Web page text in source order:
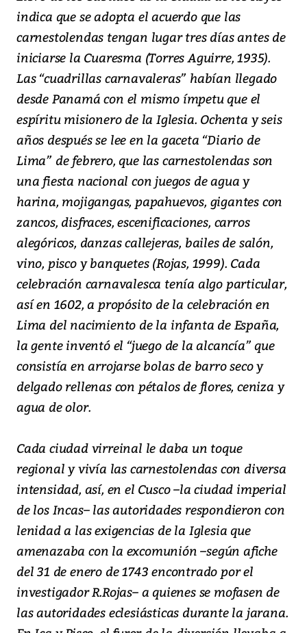
indica que se adopta el acuerdo que las
carnestolendas tengan lugar tres días antes de
iniciarse la Cuaresma (Torres Aguirre, 1935).
Las “cuadrillas carnavaleras” habían llegado
desde Panamá con el mismo ímpetu que el
espíritu misionero de la Iglesia. Ochenta y seis
años después se lee en la gaceta “Diario de
Lima” de febrero, que las carnestolendas son
una fiesta nacional con juegos de agua y
harina, mojigangas, papahuevos, gigantes con
zancos, disfraces, escenificaciones, carros
alegóricos, danzas callejeras, bailes de salón,
vino, pisco y banquetes (Rojas, 1999). Cada
celebración carnavalesca tenía algo particular,
así en 1602, a propósito de la celebración en
Lima del nacimiento de la infanta de España,
la gente inventó el “juego de la alcancía” que
consistía en arrojarse bolas de barro seco y
delgado rellenas con pétalos de flores, ceniza y
agua de olor.
Cada ciudad virreinal le daba un toque
regional y vivía las carnestolendas con diversa
intensidad, así, en el Cusco –la ciudad imperial
de los Incas– las autoridades respondieron con
lenidad a las exigencias de la Iglesia que
amenazaba con la excomunión –según afiche
del 31 de enero de 1743 encontrado por el
investigador R.Rojas– a quienes se mofasen de
las autoridades eclesiásticas durante la jarana.